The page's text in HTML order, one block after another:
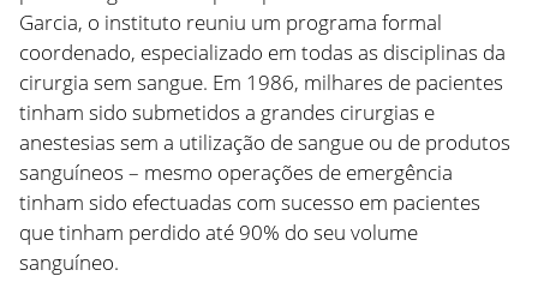
Garcia, o instituto reuniu um programa formal
coordenado, especializado em todas as disciplinas da
cirurgia sem sangue. Em 1986, milhares de pacientes
tinham sido submetidos a grandes cirurgias e
anestesias sem a utilização de sangue ou de produtos
sanguíneos – mesmo operações de emergência
tinham sido efectuadas com sucesso em pacientes
que tinham perdido até 90% do seu volume
sanguíneo.